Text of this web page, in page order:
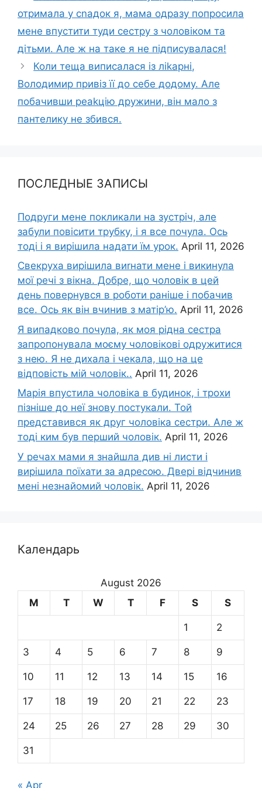
отримала у сnадок я, мама одразу попросила
мене впустити туди сестру з чоловіком та
дітьми. Але ж на таке я не підписувалася!
Коли теща виписалася із ліkарні,
Володимир привіз її до себе додому. Але
побачивши реаkцію дружини, він мало з
пантелику не збився.
ПОСЛЕДНЫЕ ЗАПИСЫ
Подруги мене покликали на зустріч, але
забули повісити трубку, і я все почула. Ось
тоді і я вирішила надати їм урок. April 11, 2026
Свекруха вирішила виrнати мене і викинула
мої речі з вікна. Добре, що чоловік в цей
день повернувся в роботи раніше і побачив
все. Ось як він вчинив з матір’ю. April 11, 2026
Я випадково почула, як моя рідна сестра
запропонувала моєму чоловікові одружитися
з нею. Я не дихала і чекала, що на це
відповість мій чоловік.. April 11, 2026
Марія впустила чоловіка в будинок, і трохи
пізніше до неї знову постукали. Той
представився як друг чоловіка сестри. Але ж
тоді ким був перший чоловік. April 11, 2026
У речах мами я знайшла див ні листи і
вирішила поїхати за адресою. Двері відчинив
мені незнайомий чоловік. April 11, 2026
Календарь
August 2026
M
T W T F S S
1 2
3 4 5 6 7 8 9
10 11 12 13 14 15 16
17 18 19 20 21 22 23
24 25 26 27 28 29 30
31
« Apr